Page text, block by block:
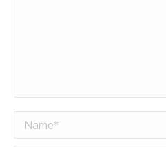
Name *